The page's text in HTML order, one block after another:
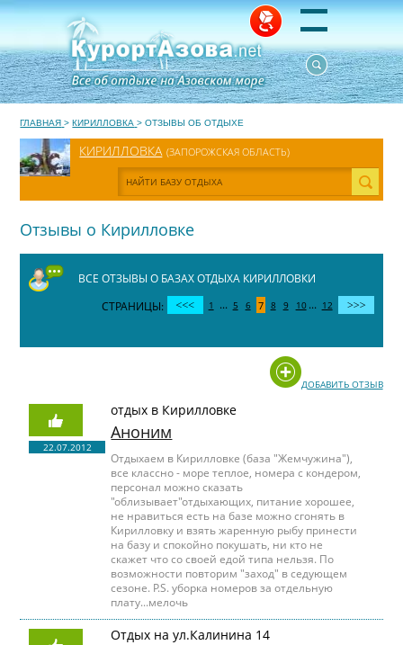
ГЛАВНАЯ >КИРИЛЛОВКА >ОТЗЫВЫ ОБ ОТДЫХЕ
КИРИЛЛОВКА (ЗАПОРОЖСКАЯ ОБЛАСТЬ)
Отзывы о Кирилловке
ВСЕ ОТЗЫВЫ О БАЗАХ ОТДЫХА КИРИЛЛОВКИ
СТРАНИЦЫ:
1 ... 5 6 7 8 9 10 ... 12
ДОБАВИТЬ ОТЗЫВ
22.07.2012
отдых в Кирилловке
Аноним
Отдыхаем в Кирилловке (база "Жемчужина"),
все классно - море теплое, номера с кондером,
персонал можно сказать
"облизывает"отдыхающих, питание хорошее,
не нравиться есть на базе можно сгонять в
Кирилловку и взять жаренную рыбу принести
на базу и спокойно покушать, ни кто не
скажет что со своей едой типа нельзя. По
возможности повторим "заход" в седующем
сезоне. P.S. уборка номеров за отдельную
плату...мелочь
Отдых на ул.Калинина 14